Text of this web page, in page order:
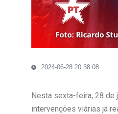
2024-06-28 20:38:08
Nesta sexta-feira, 28 de
intervenções viárias já